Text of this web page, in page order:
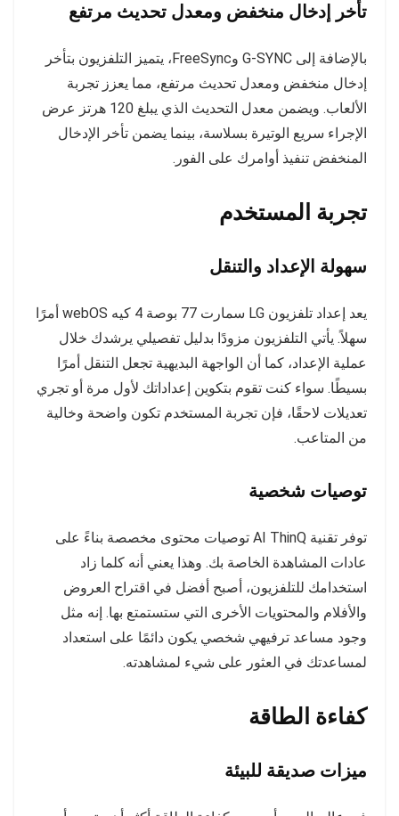
تأخر إدخال منخفض ومعدل تحديث مرتفع
بالإضافة إلى G-SYNC وFreeSync، يتميز التلفزيون بتأخر
إدخال منخفض ومعدل تحديث مرتفع، مما يعزز تجربة
الألعاب. ويضمن معدل التحديث الذي يبلغ 120 هرتز عرض
الإجراء سريع الوتيرة بسلاسة، بينما يضمن تأخر الإدخال
المنخفض تنفيذ أوامرك على الفور.
تجربة المستخدم
سهولة الإعداد والتنقل
يعد إعداد تلفزيون LG سمارت 77 بوصة 4 كيه webOS أمرًا
سهلاً. يأتي التلفزيون مزودًا بدليل تفصيلي يرشدك خلال
عملية الإعداد، كما أن الواجهة البديهية تجعل التنقل أمرًا
بسيطًا. سواء كنت تقوم بتكوين إعداداتك لأول مرة أو تجري
تعديلات لاحقًا، فإن تجربة المستخدم تكون واضحة وخالية
من المتاعب.
توصيات شخصية
توفر تقنية AI ThinQ توصيات محتوى مخصصة بناءً على
عادات المشاهدة الخاصة بك. وهذا يعني أنه كلما زاد
استخدامك للتلفزيون، أصبح أفضل في اقتراح العروض
والأفلام والمحتويات الأخرى التي ستستمتع بها. إنه مثل
وجود مساعد ترفيهي شخصي يكون دائمًا على استعداد
لمساعدتك في العثور على شيء لمشاهدته.
كفاءة الطاقة
ميزات صديقة للبيئة